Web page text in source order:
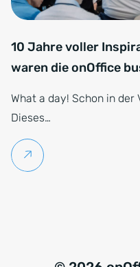
10 Jahre voller
waren die onOffice
What a day! Schon in
Dieses…
Weiterlesen